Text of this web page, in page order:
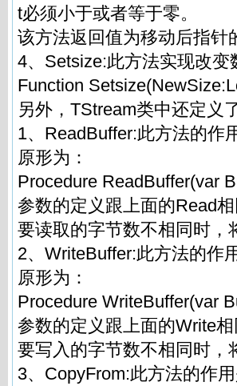
t必须小于或者等于零。
该方法返回值为移动后指针
4、Setsize:此方法实现改
Function
另外，TStream类中还定义
1、ReadBuffer:此方法的作
原形为：
Procedure ReadBuffer(var
参数的定义跟上面的Read
要读取的字节数不相同时，
2、WriteBuffer:此方法的作
原形为：
Procedure WriteBuffer(var
参数的定义跟上面的Write
要写入的字节数不相同时，
3、CopyFrom:此方法的作